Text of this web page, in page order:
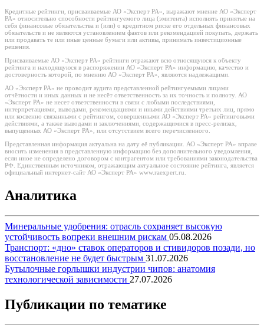
Кредитные рейтинги, присваиваемые АО «Эксперт РА», выражают мнение АО «Эксперт
РА» относительно способности рейтингуемого лица (эмитента) исполнять принятые на
себя финансовые обязательства и (или) о кредитном риске его отдельных финансовых
обязательств и не являются установлением фактов или рекомендацией покупать, держать
или продавать те или иные ценные бумаги или активы, принимать инвестиционные
решения.
Присваиваемые АО «Эксперт РА» рейтинги отражают всю относящуюся к объекту
рейтинга и находящуюся в распоряжении АО «Эксперт РА» информацию, качество и
достоверность которой, по мнению АО «Эксперт РА», являются надлежащими.
АО «Эксперт РА» не проводит аудита представленной рейтингуемыми лицами
отчётности и иных данных и не несёт ответственность за их точность и полноту. АО
«Эксперт РА» не несет ответственности в связи с любыми последствиями,
интерпретациями, выводами, рекомендациями и иными действиями третьих лиц, прямо
или косвенно связанными с рейтингом, совершенными АО «Эксперт РА» рейтинговыми
действиями, а также выводами и заключениями, содержащимися в пресс-релизах,
выпущенных АО «Эксперт РА», или отсутствием всего перечисленного.
Представленная информация актуальна на дату её публикации. АО «Эксперт РА» вправе
вносить изменения в представленную информацию без дополнительного уведомления,
если иное не определено договором с контрагентом или требованиями законодательства
РФ. Единственным источником, отражающим актуальное состояние рейтинга, является
официальный интернет-сайт АО «Эксперт РА» www.raexpert.ru.
Аналитика
Минеральные удобрения: отрасль сохраняет высокую
устойчивость вопреки внешним рискам 05.08.2026
Транспорт: «дно» ставок операторов и стивидоров позади, но
восстановление не будет быстрым 31.07.2026
Бутылочные горлышки индустрии чипов: анатомия
технологической зависимости 27.07.2026
Публикации по тематике